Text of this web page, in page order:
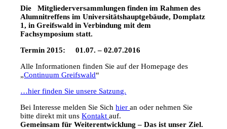
Die Mitgliederversammlungen finden im Rahmen des
Alumnitreffens im Universitätshauptgebäude, Domplatz
1, in Greifswald in Verbindung mit dem
Fachsymposium statt.
Termin 2015: 01.07. – 02.07.2016
Alle Informationen finden Sie auf der Homepage des
„Continuum Greifswald“
…hier finden Sie unsere Satzung.
Bei Interesse melden Sie Sichhieran oder nehmen Sie
bitte direkt mit unsKontaktauf.
Gemeinsam für Weiterentwicklung – Das ist unser Ziel.